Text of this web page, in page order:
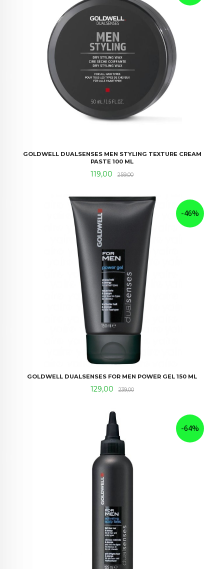
GOLDWELL DUALSENSES MEN STYLING TEXTURE CREAM
PASTE 100 ML
Tilbud
119,00 259,00Rabatt
GOLDWELL DUALSENSES FOR MEN POWER GEL 150 ML
Tilbud
129,00 239,00Rabatt
-46%
-64%